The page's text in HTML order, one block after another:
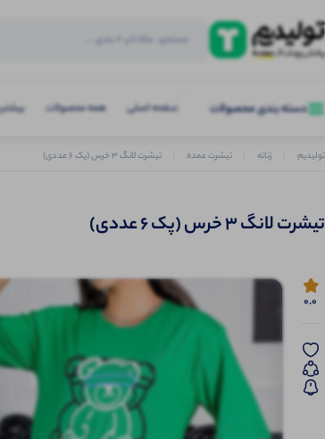
دسته بندی محصولات صفحه اصلی همه محصولات
تولیدیم زنانه تیشرت عمده تیشرت لانگ 3 خرس (پک 6 عددی)
تیشرت لانگ 3 خرس (پک 6 عددی)
0.0